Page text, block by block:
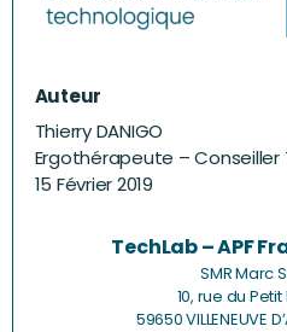
Auteur
Thierry DANIGO
Ergothérapeute – Conseiller
15 Février 2019
TechLab – APF
SMR Marc
10, rue du
59650 VILLENEUVE